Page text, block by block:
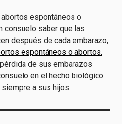
espontáneos o
consuelo saber que las
después de cada embarazo,
espontáneos o abortos.
de sus embarazos
en el hecho biológico
a sus hijos.